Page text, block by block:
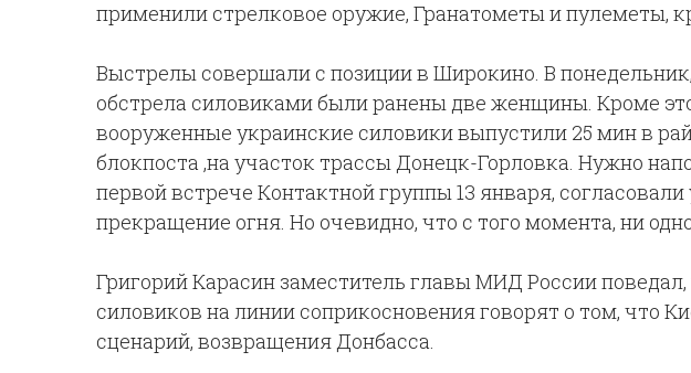
применили стрелковое оружие, Гранатометы и пулеметы,
Выстрелы совершали с позиции в Широкино. В
обстрела силовиками были ранены две женщины. Кроме
вооруженные украинские силовики выпустили 25 мин в
блокпоста ,на участок трассы Донецк-Горловка. Нужно
первой встрече Контактной группы 13 января,
прекращение огня. Но очевидно, что с того момента, ни
Григорий Карасин заместитель главы МИД России
силовиков на линии соприкосновения говорят о том, что
сценарий, возвращения Донбасса.